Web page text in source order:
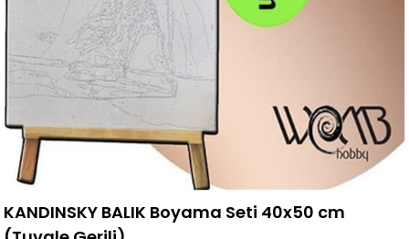
KANDINSKY BALIK Boyama Seti 40x50 cm